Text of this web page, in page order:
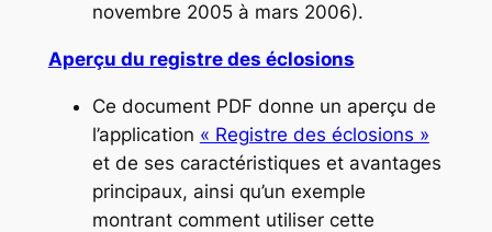
novembre 2005 à mars 2006).
Aperçu du registre des éclosions
Ce document PDF donne un aperçu de
l’application « Registre des éclosions »
et de ses caractéristiques et avantages
principaux, ainsi qu’un exemple
montrant comment utiliser cette